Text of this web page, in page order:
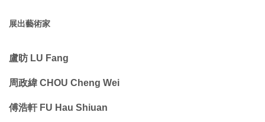
展出藝術家
盧昉 LU Fang
周政緯 CHOU Cheng Wei
傅浩軒 FU Hau Shiuan